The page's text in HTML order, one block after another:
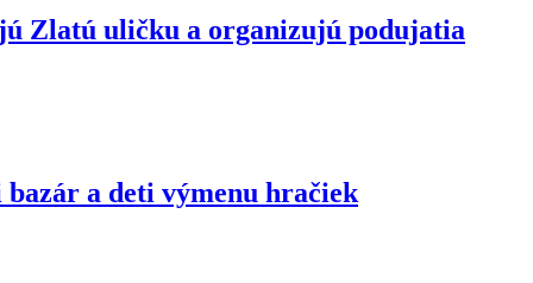
Zlatú uličku a organizujú podujatia
a deti výmenu hračiek